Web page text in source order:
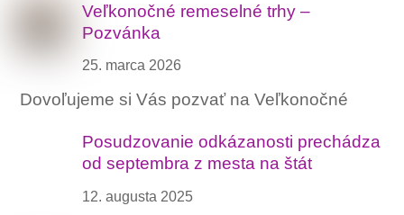
Veľkonočné remeselné trhy –
Pozvánka
25. marca 2026
Dovoľujeme si Vás pozvať na Veľkonočné
Posudzovanie odkázanosti prechádza
od septembra z mesta na štát
12. augusta 2025